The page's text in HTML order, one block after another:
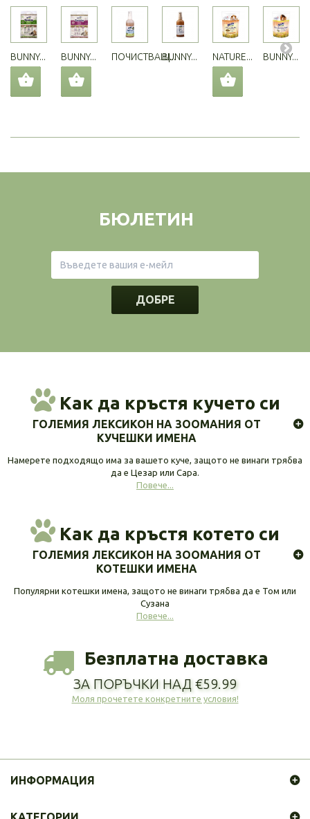
BUNNY... BUNNY... ПОЧИСТВАЩ...BUNNY... NATURE... BUNNY...
БЮЛЕТИН
ДОБРЕ
Как да кръстя кучето си
ГОЛЕМИЯ ЛЕКСИКОН НА ЗООМАНИЯ ОТ
КУЧЕШКИ ИМЕНА
Намерете подходящо има за вашето куче, защото не винаги трябва
да е Цезар или Сара.
Повече...
Как да кръстя котето си
ГОЛЕМИЯ ЛЕКСИКОН НА ЗООМАНИЯ ОТ
КОТЕШКИ ИМЕНА
Популярни котешки имена, защото не винаги трябва да е Том или
Сузана
Повече...
Безплатна доставка
ЗА ПОРЪЧКИ НАД €59.99
Моля прочетете конкретните условия!
ИНФОРМАЦИЯ